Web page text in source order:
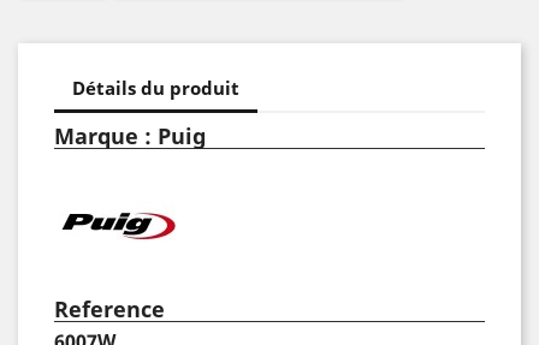
Détails du produit
Marque : Puig
Reference